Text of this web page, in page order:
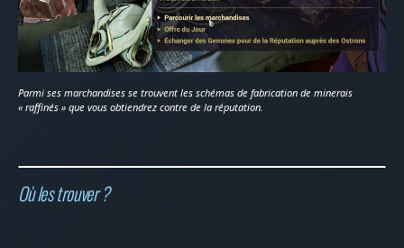
Parmi ses marchandises se trouvent les schémas de fabrication de minerais
« raffinés » que vous obtiendrez contre de la réputation.
Où les trouver ?